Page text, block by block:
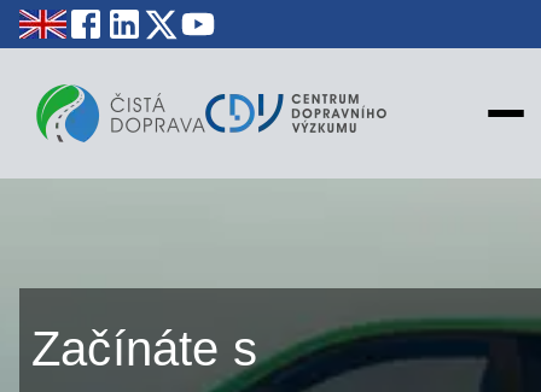
EDUKACE
MAPY
PROJEKTY
Začínáte s